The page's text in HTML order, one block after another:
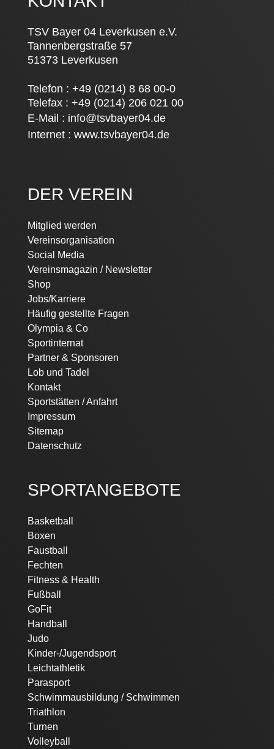
TSV Bayer 04 Leverkusen e.V.
Tannenbergstraße 57
51373 Leverkusen
Telefon : +49 (0214) 8 68 00-0
Telefax : +49 (0214) 206 021 00
E-Mail : info@tsvbayer04.de
Internet : www.tsvbayer04.de
DER VEREIN
Navigation
überspringen
Mitglied werden
Vereinsorganisation
Social Media
Vereinsmagazin / Newsletter
Shop
Jobs/Karriere
Häufig gestellte Fragen
Olympia & Co
Sportinternat
Partner & Sponsoren
Lob und Tadel
Kontakt
Sportstätten / Anfahrt
Impressum
Sitemap
Datenschutz
SPORTANGEBOTE
Navigation
überspringen
Basketball
Boxen
Faustball
Fechten
Fitness & Health
Fußball
GoFit
Handball
Judo
Kinder-/Jugendsport
Leichtathletik
Parasport
Schwimmausbildung / Schwimmen
Triathlon
Turnen
Volleyball